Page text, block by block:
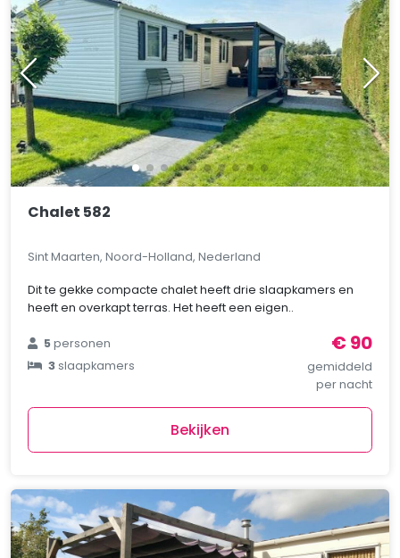
Chalet 582
Sint Maarten, Noord-Holland, Nederland
Dit te gekke compacte chalet heeft drie slaapkamers en
heeft en overkapt terras. Het heeft een eigen..
5personen
3slaapkamers
€ 90
gemiddeld
per nacht
Bekijken